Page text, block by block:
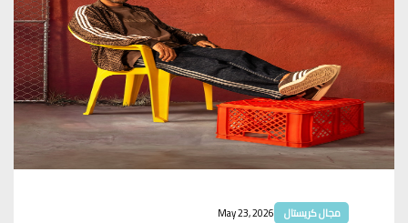
مجال كريستال May 23, 2026